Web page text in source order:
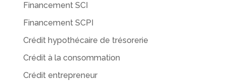
Financement SCI
Financement SCPI
Crédit hypothécaire de trésorerie
Crédit à la consommation
Crédit entrepreneur